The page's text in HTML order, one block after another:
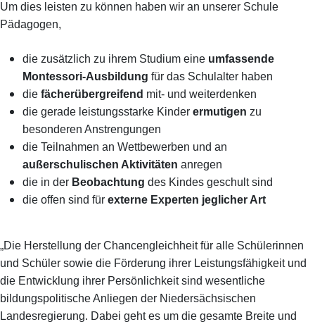
Um dies leisten zu können haben wir an unserer Schule
Pädagogen,
die zusätzlich zu ihrem Studium eine umfassende
Montessori-Ausbildung für das Schulalter haben
die fächerübergreifend mit- und weiterdenken
die gerade leistungsstarke Kinder ermutigen zu
besonderen Anstrengungen
die Teilnahmen an Wettbewerben und an
außerschulischen Aktivitäten anregen
die in der Beobachtung des Kindes geschult sind
die offen sind für externe Experten jeglicher Art
„Die Herstellung der Chancengleichheit für alle Schülerinnen
und Schüler sowie die Förderung ihrer Leistungsfähigkeit und
die Entwicklung ihrer Persönlichkeit sind wesentliche
bildungspolitische Anliegen der Niedersächsischen
Landesregierung. Dabei geht es um die gesamte Breite und